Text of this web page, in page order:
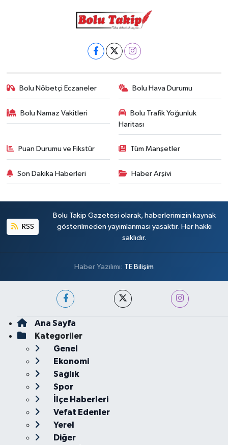
Bolu Nöbetçi Eczaneler Bolu Hava Durumu
Bolu Namaz Vakitleri
Bolu Trafik Yoğunluk
Haritası
Puan Durumu ve Fikstür Tüm Manşetler
Son Dakika Haberleri Haber Arşivi
RSS
Bolu Takip Gazetesi olarak, haberlerimizin kaynak
gösterilmeden yayımlanması yasaktır. Her hakkı
saklıdır.
Haber Yazılımı: TE Bilişim
Ana Sayfa
Kategoriler
Genel
Ekonomi
Sağlık
Spor
İlçe Haberleri
Vefat Edenler
Yerel
Diğer